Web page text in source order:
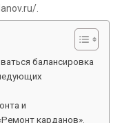
.
балансировка
и
карданов».